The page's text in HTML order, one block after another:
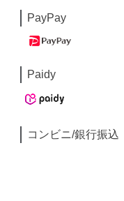
PayPay
Paidy
コンビニ/銀行振込